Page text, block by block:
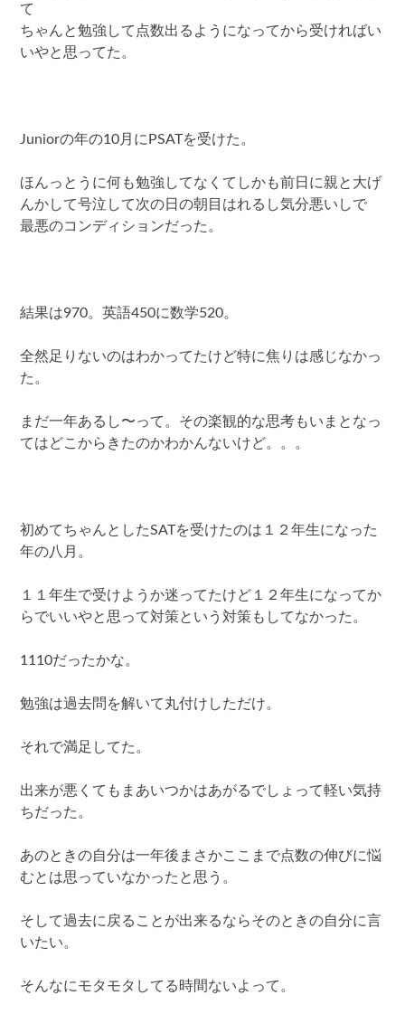
て
ちゃんと勉強して点数出るようになってから受ければい
いやと思ってた。
Juniorの年の10月にPSATを受けた。
ほんっとうに何も勉強してなくてしかも前日に親と大げ
んかして号泣して次の日の朝目はれるし気分悪いしで
最悪のコンディションだった。
結果は970。英語450に数学520。
全然足りないのはわかってたけど特に焦りは感じなかっ
た。
まだ一年あるし〜って。その楽観的な思考もいまとなっ
てはどこからきたのかわかんないけど。。。
初めてちゃんとしたSATを受けたのは１２年生になった
年の八月。
１１年生で受けようか迷ってたけど１２年生になってか
らでいいやと思って対策という対策もしてなかった。
1110だったかな。
勉強は過去問を解いて丸付けしただけ。
それで満足してた。
出来が悪くてもまあいつかはあがるでしょって軽い気持
ちだった。
あのときの自分は一年後まさかここまで点数の伸びに悩
むとは思っていなかったと思う。
そして過去に戻ることが出来るならそのときの自分に言
いたい。
そんなにモタモタしてる時間ないよって。